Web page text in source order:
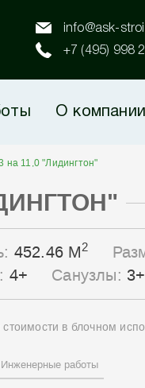
info@ask-
+7 (495) 998
О компании
на 11,0 "Лидингтон"
452.46 М2
4+ Санузлы: 3+
стоимости в блочном
Инженерные работы